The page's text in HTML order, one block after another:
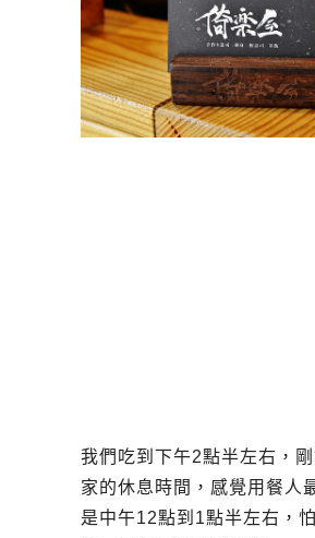
我們吃到下午2點半左右，
家的休息時間，感覺用餐人
是中午12點到1點半左右，